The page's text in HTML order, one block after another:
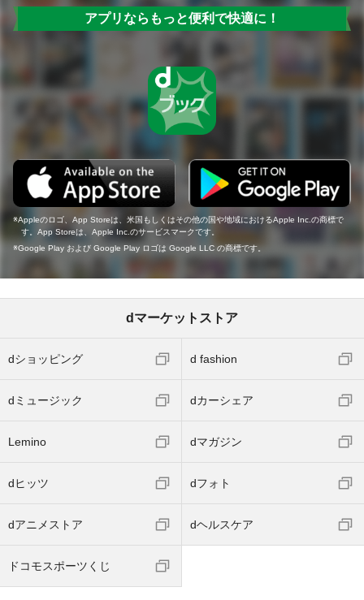
アプリならもっと便利で快適に！
Appleのロゴ、App Storeは、米国もしくはその他の国や地域におけるApple Inc.の商標で
す。App Storeは、Apple Inc.のサービスマークです。
Google Play および Google Play ロゴは Google LLC の商標です。
dマーケットストア
dショッピング d fashion
dミュージック dカーシェア
Lemino dマガジン
dヒッツ dフォト
dアニメストア dヘルスケア
ドコモスポーツくじ